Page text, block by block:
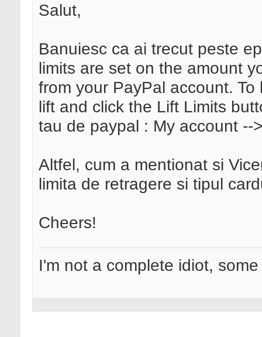
Salut,
Banuiesc ca ai trecut peste
limits are set on the amount
from your PayPal account.
lift and click the Lift Limits
tau de paypal : My account --
Altfel, cum a mentionat si
limita de retragere si tipul
Cheers!
I'm not a complete idiot,